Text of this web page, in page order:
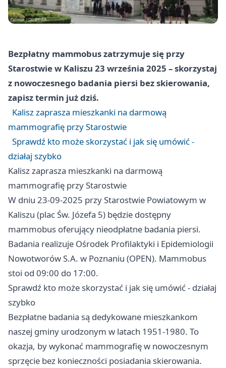
Bezpłatny mammobus zatrzymuje się przy
Starostwie w Kaliszu 23 września 2025 – skorzystaj
z nowoczesnego badania piersi bez skierowania,
zapisz termin już dziś.
Kalisz zaprasza mieszkanki na darmową
mammografię przy Starostwie
Sprawdź kto może skorzystać i jak się umówić -
działaj szybko
Kalisz zaprasza mieszkanki na darmową
mammografię przy Starostwie
W dniu 23-09-2025 przy Starostwie Powiatowym w
Kaliszu (plac Św. Józefa 5) będzie dostępny
mammobus oferujący nieodpłatne badania piersi.
Badania realizuje Ośrodek Profilaktyki i Epidemiologii
Nowotworów S.A. w Poznaniu (OPEN). Mammobus
stoi od 09:00 do 17:00.
Sprawdź kto może skorzystać i jak się umówić - działaj
szybko
Bezpłatne badania są dedykowane mieszkankom
naszej gminy urodzonym w latach 1951-1980. To
okazja, by wykonać mammografię w nowoczesnym
sprzęcie bez konieczności posiadania skierowania.